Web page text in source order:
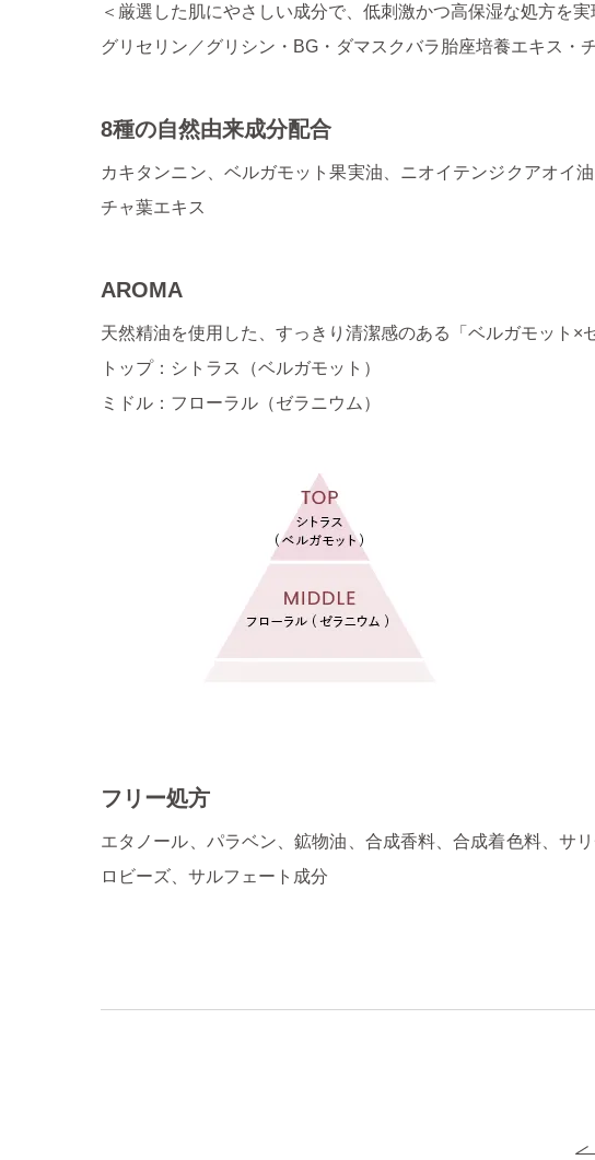
＜厳選した肌にやさしい成分で、低刺激かつ高保湿な処方を実
グリセリン／グリシン・BG・ダマスクバラ胎座培養エキス・
8種の自然由来成分配合
カキタンニン、ベルガモット果実油、ニオイテンジクアオイ
チャ葉エキス
AROMA
天然精油を使用した、すっきり清潔感のある「ベルガモット×
トップ：シトラス（ベルガモット）
ミドル：フローラル（ゼラニウム）
フリー処方
エタノール、パラベン、鉱物油、合成香料、合成着色料、サ
ロビーズ、サルフェート成分